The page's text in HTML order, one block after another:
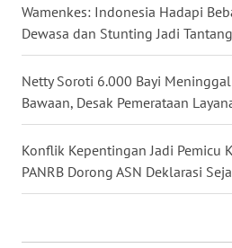
Wamenkes: Indonesia Hadapi
Dewasa dan Stunting Jadi
Netty Soroti 6.000 Bayi
Bawaan, Desak Pemerataan
Konflik Kepentingan Jadi Pemicu
PANRB Dorong ASN Deklarasi
KALTENG
KALTARA
KALSEL
WN